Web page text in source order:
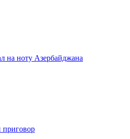
на ноту Азербайджана
приговор